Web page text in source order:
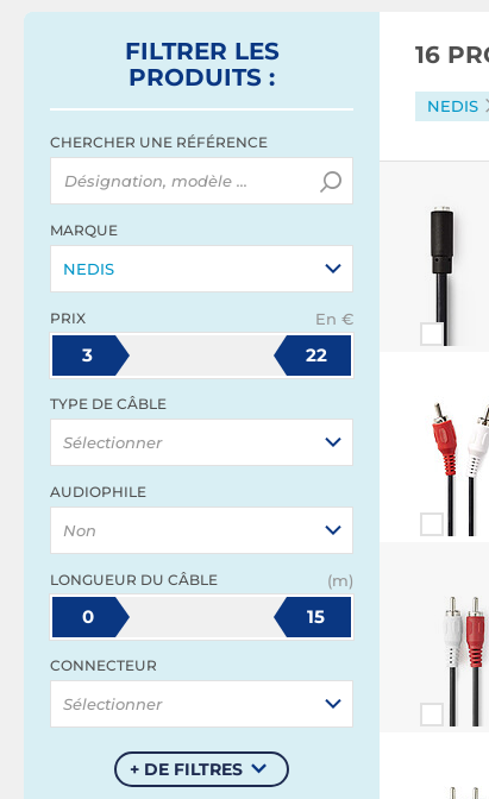
FILTRER LES
PRODUITS :
CHERCHER UNE RÉFÉRENCE
MARQUE
NEDIS
PRIX En €
3 22
TYPE DE CÂBLE
Sélectionner
AUDIOPHILE
Non
LONGUEUR DU CÂBLE (m)
0 15
CONNECTEUR
Sélectionner
+ DE FILTRES
16
NEDIS